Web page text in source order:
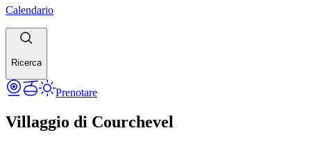
Calendario
Ricerca
Prenotare
Villaggio di Courchevel